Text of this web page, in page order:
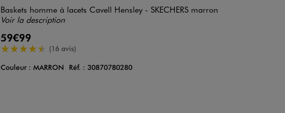
Baskets homme à lacets Cavell Hensley - SKECHERS marron
Voir la description
59€99
4.5/5 de moyenne
(16 avis)
Couleur
Couleur : MARRON Réf. : 30870780280